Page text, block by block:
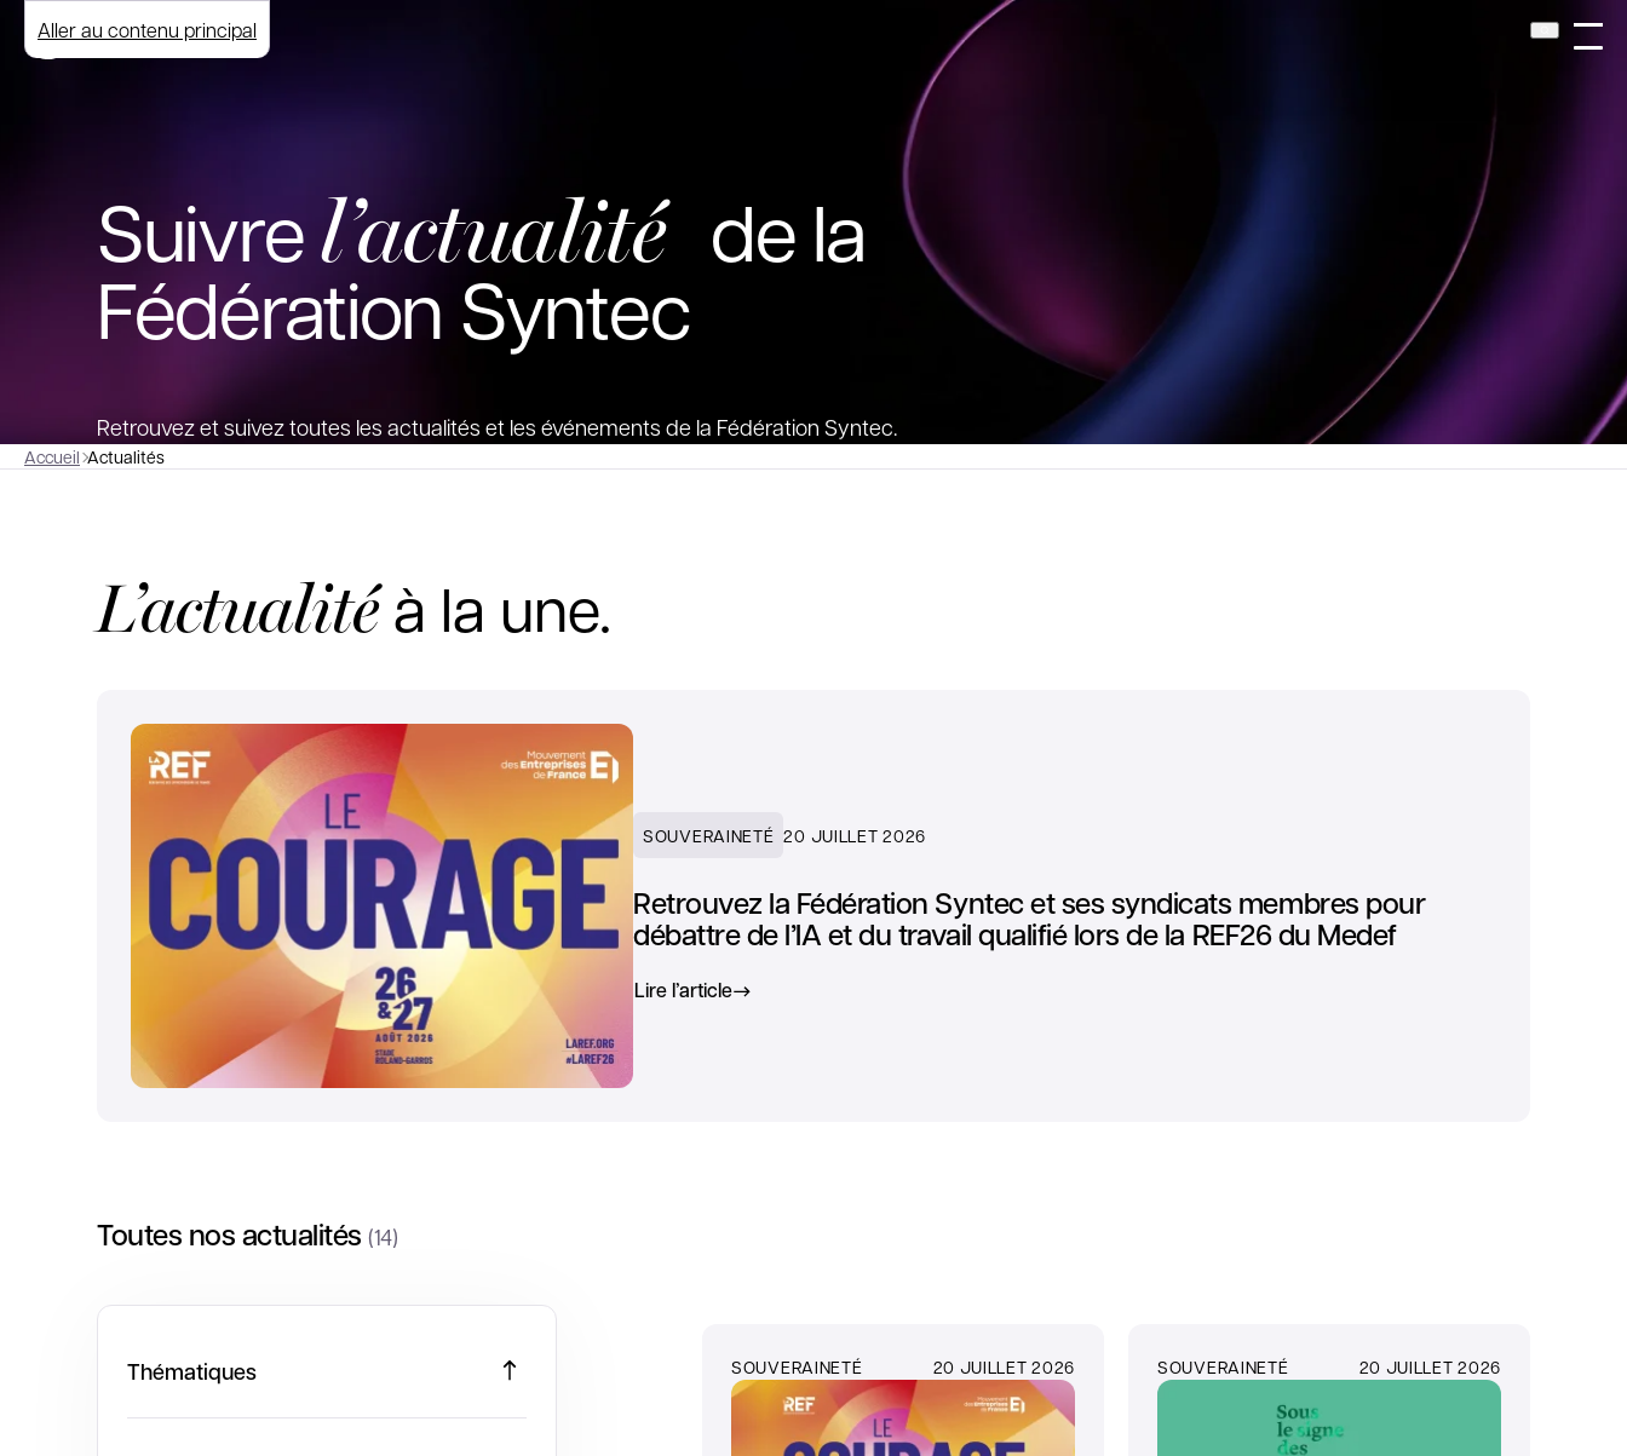
Aller au contenu principal
Suivrel’actualitéde la
Fédération Syntec
Retrouvez et suivez toutes les actualités et les événements de la Fédération Syntec.
Accueil Actualités
L’actualitéà la une.
SOUVERAINETÉ 20 JUILLET 2026
Retrouvez la Fédération Syntec et ses syndicats membres pour
débattre de l’IA et du travail qualifié lors de la REF26 du Medef
Lire l’article
Toutes nos actualités(14)
Thématiques SOUVERAINETÉ 20 JUILLET 2026 SOUVERAINETÉ 20 JUILLET 2026